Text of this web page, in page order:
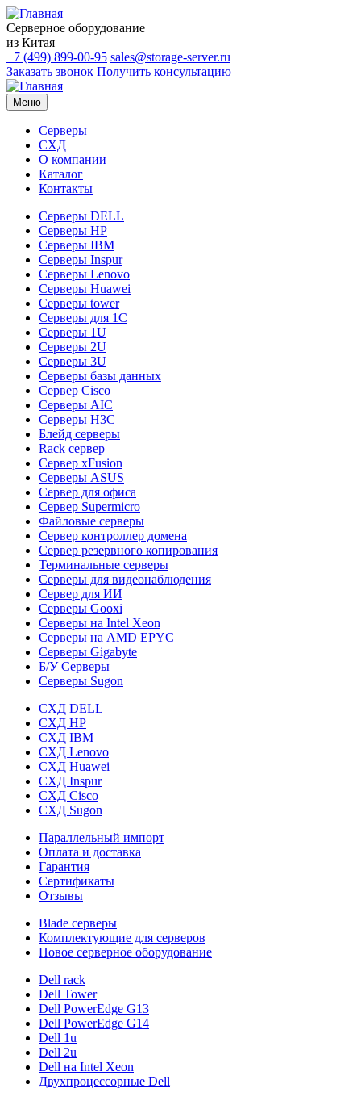
Серверное оборудование
из Китая
+7 (499) 899-00-95 sales@storage-server.ru
Заказать звонок Получить консультацию
Меню
Серверы
СХД
О компании
Каталог
Контакты
Серверы DELL
Серверы HP
Серверы IBM
Серверы Inspur
Серверы Lenovo
Серверы Huawei
Серверы tower
Серверы для 1C
Серверы 1U
Серверы 2U
Серверы 3U
Серверы базы данных
Сервер Cisco
Серверы AIC
Серверы H3C
Блейд серверы
Rack сервер
Сервер xFusion
Серверы ASUS
Сервер для офиса
Сервер Supermicro
Файловые серверы
Сервер контроллер домена
Сервер резервного копирования
Терминальные серверы
Серверы для видеонаблюдения
Сервер для ИИ
Серверы Gooxi
Серверы на Intel Xeon
Серверы на AMD EPYC
Серверы Gigabyte
Б/У Серверы
Серверы Sugon
СХД DELL
СХД HP
СХД IBM
СХД Lenovo
СХД Huawei
СХД Inspur
СХД Cisco
СХД Sugon
Параллельный импорт
Оплата и доставка
Гарантия
Сертификаты
Отзывы
Blade серверы
Комплектующие для серверов
Новое серверное оборудование
Dell rack
Dell Tower
Dell PowerEdge G13
Dell PowerEdge G14
Dell 1u
Dell 2u
Dell на Intel Xeon
Двухпроцессорные Dell